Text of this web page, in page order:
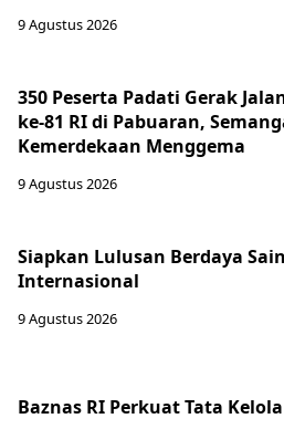
9 Agustus 2026
350 Peserta Padati Gerak
ke-81 RI di Pabuaran,
Kemerdekaan Menggema
9 Agustus 2026
Siapkan Lulusan Berdaya
Internasional
9 Agustus 2026
Baznas RI Perkuat Tata